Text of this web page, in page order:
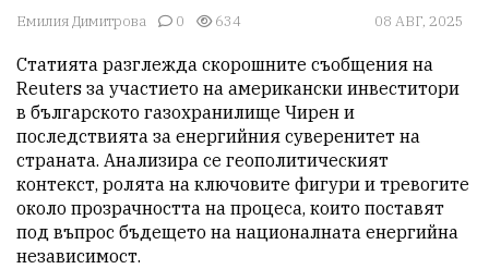
Емилия Димитрова 0 634 08 АВГ, 2025
Статията разглежда скорошните съобщения на
Reuters за участието на американски инвеститори
в българското газохранилище Чирен и
последствията за енергийния суверенитет на
страната. Анализира се геополитическият
контекст, ролята на ключовите фигури и тревогите
около прозрачността на процеса, които поставят
под въпрос бъдещето на националната енергийна
независимост.